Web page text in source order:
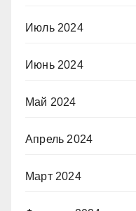
Июль 2024
Июнь 2024
Май 2024
Апрель 2024
Март 2024